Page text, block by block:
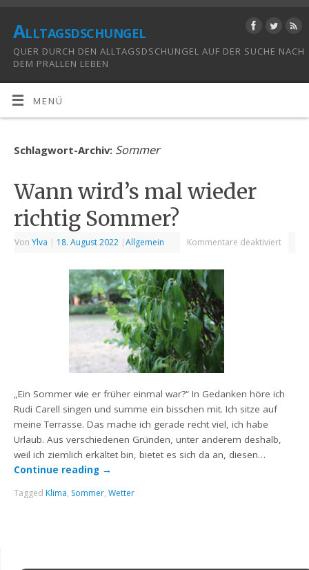
Alltagsdschungel
QUER DURCH DEN ALLTAGSDSCHUNGEL AUF DER SUCHE NACH
DEM PRALLEN LEBEN
MENÜ
Schlagwort-Archiv: Sommer
Wann wird’s mal wieder
richtig Sommer?
VonYlva | 18. August 2022 |Allgemein Kommentare deaktiviert
„Ein Sommer wie er früher einmal war?“ In Gedanken höre ich
Rudi Carell singen und summe ein bisschen mit. Ich sitze auf
meine Terrasse. Das mache ich gerade recht viel, ich habe
Urlaub. Aus verschiedenen Gründen, unter anderem deshalb,
weil ich ziemlich erkältet bin, bietet es sich da an, diesen…
Continue reading →
Tagged Klima, Sommer,Wetter